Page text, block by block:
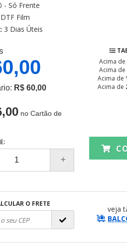
- Só Frente
DTF Film
3 Dias Úteis
R$ 60,00
no Cartão de
Acima de
Acima de
Acima de
Acima de
O FRETE
veja